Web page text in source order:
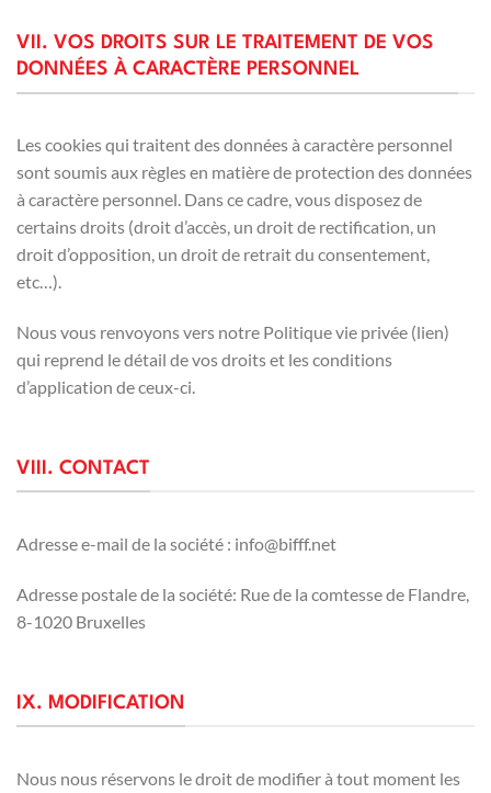
VII. VOS DROITS SUR LE TRAITEMENT DE VOS
DONNÉES À CARACTÈRE PERSONNEL
Les cookies qui traitent des données à caractère personnel
sont soumis aux règles en matière de protection des données
à caractère personnel. Dans ce cadre, vous disposez de
certains droits (droit d’accès, un droit de rectification, un
droit d’opposition, un droit de retrait du consentement,
etc…).
Nous vous renvoyons vers notre Politique vie privée (lien)
qui reprend le détail de vos droits et les conditions
d’application de ceux-ci.
VIII. CONTACT
Adresse e-mail de la société : info@bifff.net
Adresse postale de la société: Rue de la comtesse de Flandre,
8-1020 Bruxelles
IX. MODIFICATION
Nous nous réservons le droit de modifier à tout moment les